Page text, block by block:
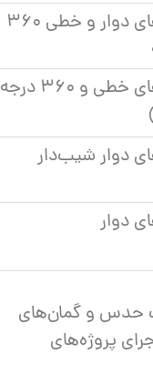
لیزرهای دوار و خطی ۳۶۰
لیزرهای خطی و ۳۶۰ درجه
دوار شیب‌دار
دوار
حدس و گمان‌های
پروژه‌های